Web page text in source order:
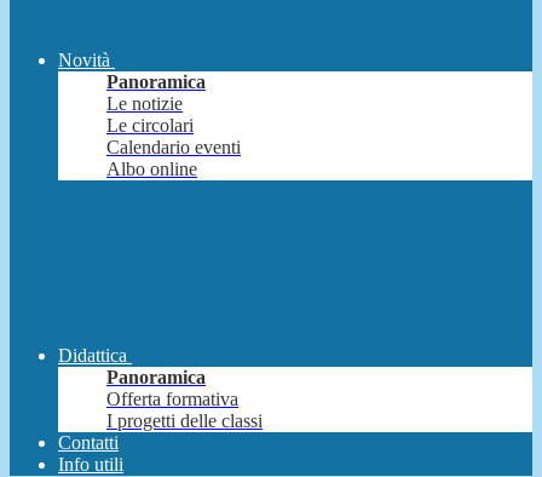
Novità
Panoramica
Le notizie
Le circolari
Calendario eventi
Albo online
Didattica
Panoramica
Offerta formativa
I progetti delle classi
Contatti
Info utili